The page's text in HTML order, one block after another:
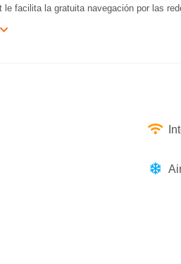
facilita la gratuita navegación por las